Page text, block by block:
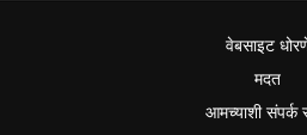
वेबसाइट
मदत
आमच्याशी संपर्क